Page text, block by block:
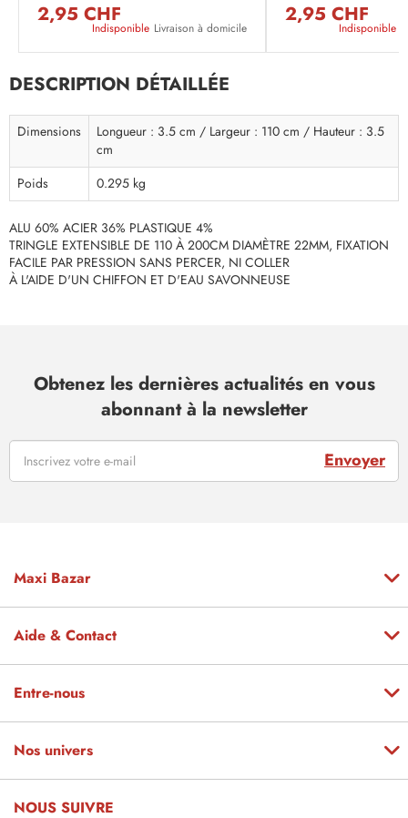
2,95 CHF
Indisponible Livraison à domicile
2,95 CHF
Indisponible
DESCRIPTION DÉTAILLÉE
Dimensions
Longueur : 3.5 cm / Largeur : 110 cm / Hauteur : 3.5
cm
Poids
0.295 kg
ALU 60% ACIER 36% PLASTIQUE 4%
TRINGLE EXTENSIBLE DE 110 À 200CM DIAMÈTRE 22MM, FIXATION
FACILE PAR PRESSION SANS PERCER, NI COLLER
À L'AIDE D'UN CHIFFON ET D'EAU SAVONNEUSE
Obtenez les dernières actualités en vous
abonnant à la newsletter
Envoyer
Maxi Bazar
Aide & Contact
Entre-nous
Nos univers
NOUS SUIVRE